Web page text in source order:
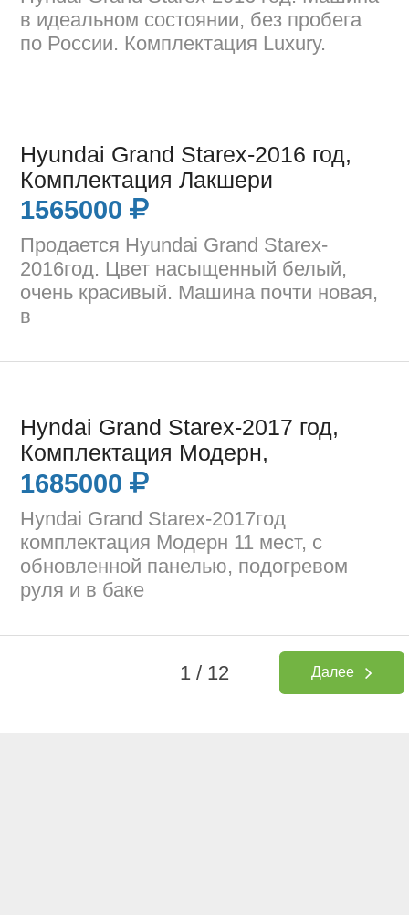
в идеальном состоянии, без пробега
по России. Комплектация Luxury.
Hyundai Grand Starex-2016 год,
Комплектация Лакшери
1565000
Продается Hyundai Grand Starex-
2016год. Цвет насыщенный белый,
очень красивый. Машина почти новая,
в
Hyndai Grand Starex-2017 год,
Комплектация Модерн,
1685000
Hyndai Grand Starex-2017год
комплектация Модерн 11 мест, с
обновленной панелью, подогревом
руля и в баке
1 / 12 Далее